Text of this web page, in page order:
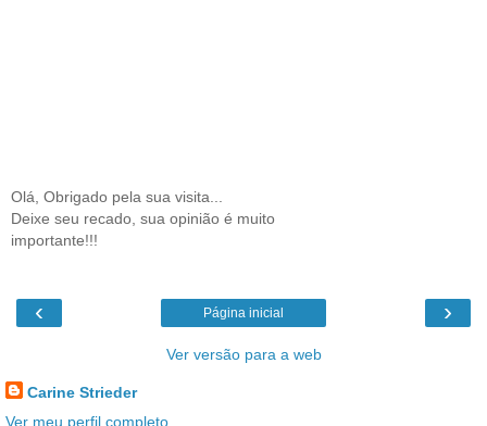
Olá, Obrigado pela sua visita...
Deixe seu recado, sua opinião é muito
importante!!!
‹ ›
Página inicial
Ver versão para a web
Carine Strieder
Ver meu perfil completo